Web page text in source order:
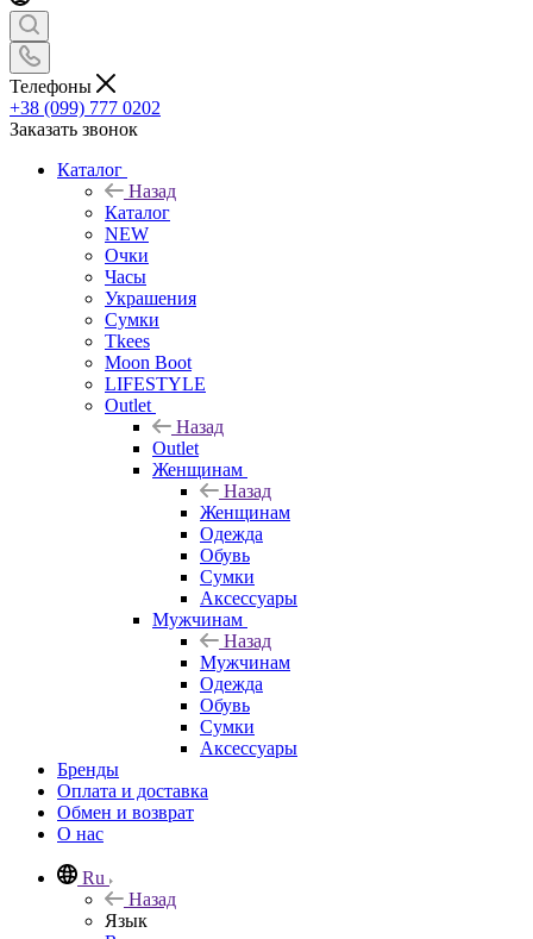
Телефоны
+38 (099) 777 0202
Заказать звонок
Каталог
Назад
Каталог
NEW
Очки
Часы
Украшения
Сумки
Tkees
Moon Boot
LIFESTYLE
Outlet
Назад
Outlet
Женщинам
Назад
Женщинам
Одежда
Обувь
Сумки
Аксессуары
Мужчинам
Назад
Мужчинам
Одежда
Обувь
Сумки
Аксессуары
Бренды
Оплата и доставка
Обмен и возврат
О нас
Ru
Назад
Язык